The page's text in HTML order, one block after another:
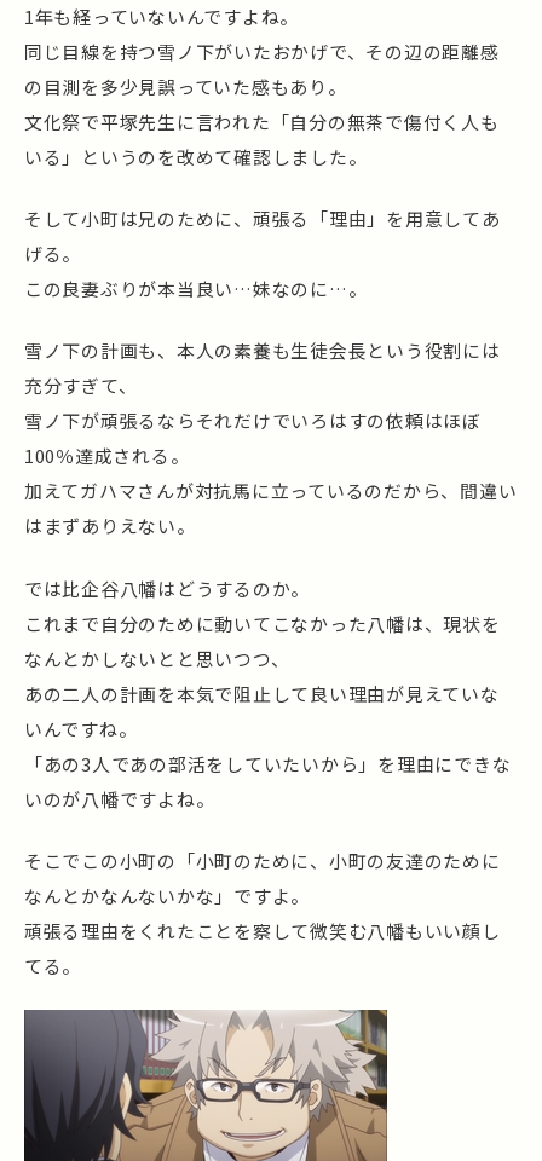
1年も経っていないんですよね。
同じ目線を持つ雪ノ下がいたおかげで、その辺の距離感
の目測を多少見誤っていた感もあり。
文化祭で平塚先生に言われた「自分の無茶で傷付く人も
いる」というのを改めて確認しました。
そして小町は兄のために、頑張る「理由」を用意してあ
げる。
この良妻ぶりが本当良い…妹なのに…。
雪ノ下の計画も、本人の素養も生徒会長という役割には
充分すぎて、
雪ノ下が頑張るならそれだけでいろはすの依頼はほぼ
100％達成される。
加えてガハマさんが対抗馬に立っているのだから、間違い
はまずありえない。
では比企谷八幡はどうするのか。
これまで自分のために動いてこなかった八幡は、現状を
なんとかしないとと思いつつ、
あの二人の計画を本気で阻止して良い理由が見えていな
いんですね。
「あの3人であの部活をしていたいから」を理由にできな
いのが八幡ですよね。
そこでこの小町の「小町のために、小町の友達のために
なんとかなんないかな」ですよ。
頑張る理由をくれたことを察して微笑む八幡もいい顔し
てる。